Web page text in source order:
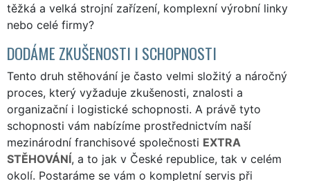
těžká a velká strojní zařízení, komplexní výrobní linky
nebo celé firmy?
DODÁME ZKUŠENOSTI I SCHOPNOSTI
Tento druh stěhování je často velmi složitý a náročný
proces, který vyžaduje zkušenosti, znalosti a
organizační i logistické schopnosti. A právě tyto
schopnosti vám nabízíme prostřednictvím naší
mezinárodní franchisové společnosti EXTRA
STĚHOVÁNÍ, a to jak v České republice, tak v celém
okolí. Postaráme se vám o kompletní servis při